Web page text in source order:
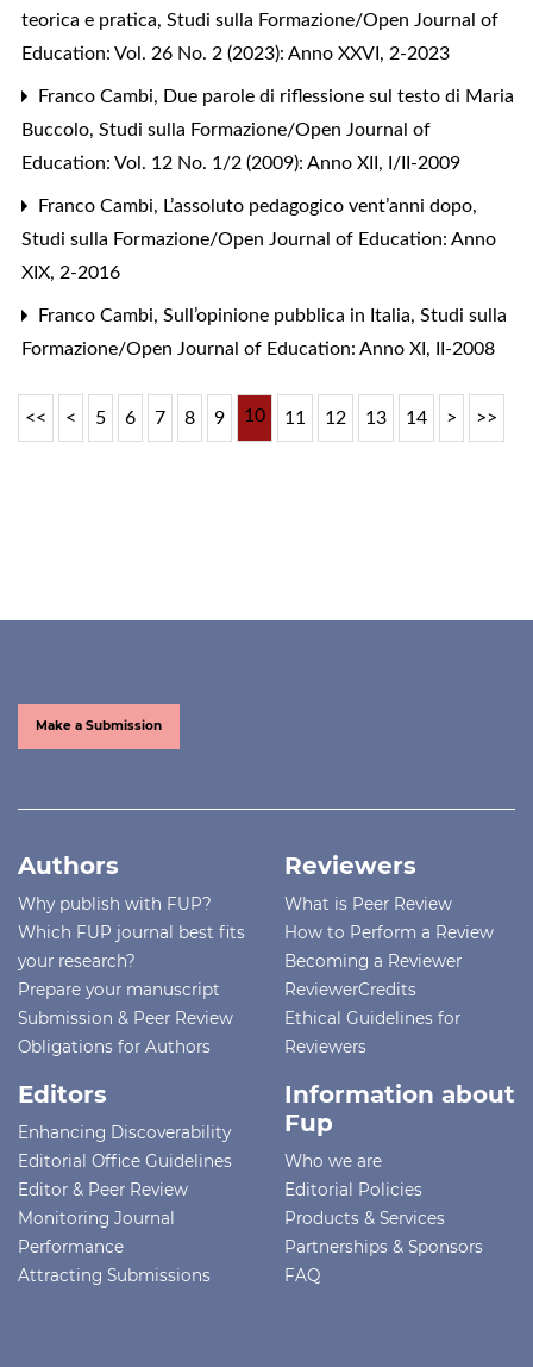
teorica e pratica, Studi sulla Formazione/Open Journal of
Education: Vol. 26 No. 2 (2023): Anno XXVI, 2-2023
Franco Cambi, Due parole di riflessione sul testo di Maria
Buccolo, Studi sulla Formazione/Open Journal of
Education: Vol. 12 No. 1/2 (2009): Anno XII, I/II-2009
Franco Cambi, L’assoluto pedagogico vent’anni dopo,
Studi sulla Formazione/Open Journal of Education: Anno
XIX, 2-2016
Franco Cambi, Sull’opinione pubblica in Italia, Studi sulla
Formazione/Open Journal of Education: Anno XI, II-2008
<< < 5 6 7 8 9 10 11 12 13 14 > >>
Make a Submission
Authors
Why publish with FUP?
Which FUP journal best fits
your research?
Prepare your manuscript
Submission & Peer Review
Obligations for Authors
Reviewers
What is Peer Review
How to Perform a Review
Becoming a Reviewer
ReviewerCredits
Ethical Guidelines for
Reviewers
Editors
Enhancing Discoverability
Editorial Office Guidelines
Editor & Peer Review
Monitoring Journal
Performance
Attracting Submissions
Information about
Fup
Who we are
Editorial Policies
Products & Services
Partnerships & Sponsors
FAQ